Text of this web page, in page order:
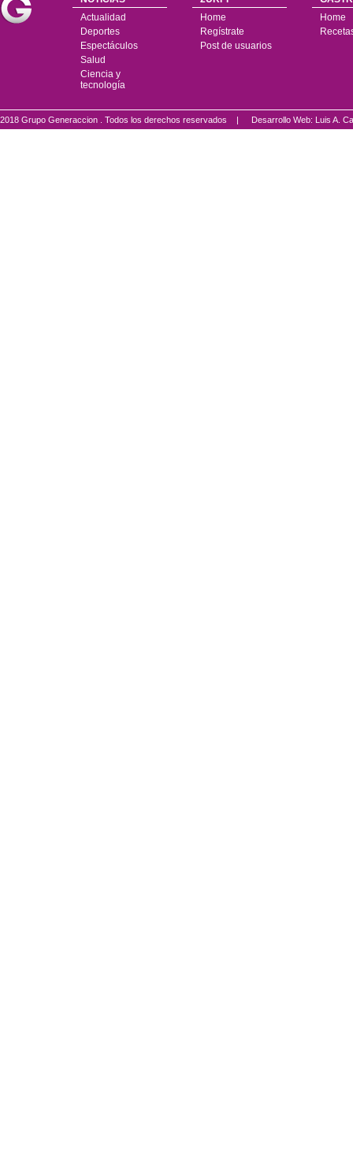
Actualidad
Deportes
Espectáculos
Salud
Ciencia y
tecnología
Home
Regístrate
Post de usuarios
Home
2018 Grupo Generaccion . Todos los derechos reservados | Desarrollo Web: Luis